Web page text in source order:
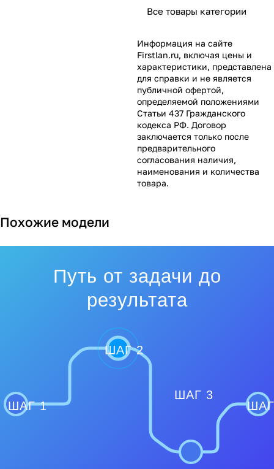
Все товары категории
Информация на сайте
Firstlan.ru, включая цены и
характеристики, представлена
для справки и не является
публичной офертой,
определяемой положениями
Статьи 437 Гражданского
кодекса РФ. Договор
заключается только после
предварительного
согласования наличия,
наименования и количества
товара.
Похожие модели
Путь от задачи до
результата
ШАГ 1
ШАГ 2
ШАГ 3